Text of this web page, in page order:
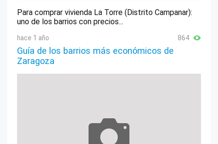
Para comprar vivienda La Torre (Distrito Campanar):
uno de los barrios con precios...
hace 1 año 864
Guía de los barrios más económicos de
Zaragoza